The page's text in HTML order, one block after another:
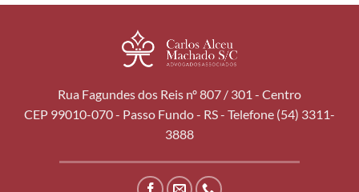
Rua Fagundes dos Reis nº 807 / 301 - Centro
CEP 99010-070 - Passo Fundo - RS - Telefone (54) 3311-
3888